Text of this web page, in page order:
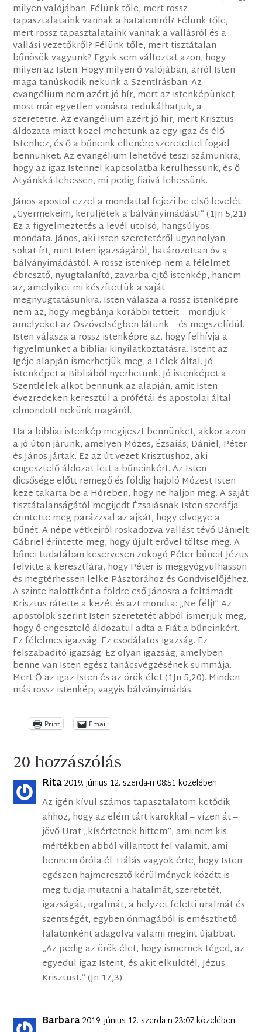
milyen valójában. Félünk tőle, mert rossz
tapasztalataink vannak a hatalomról? Félünk tőle,
mert rossz tapasztalataink vannak a vallásról és a
vallási vezetőkről? Félünk tőle, mert tisztátalan
bűnösök vagyunk? Egyik sem változtat azon, hogy
milyen az Isten. Hogy milyen ő valójában, arról Isten
maga tanúskodik nekünk a Szentírásban. Az
evangélium nem azért jó hír, mert az istenképünket
most már egyetlen vonásra redukálhatjuk, a
szeretetre. Az evangélium azért jó hír, mert Krisztus
áldozata miatt közel mehetünk az egy igaz és élő
Istenhez, és ő a bűneink ellenére szeretettel fogad
bennünket. Az evangélium lehetővé teszi számunkra,
hogy az igaz Istennel kapcsolatba kerülhessünk, és ő
Atyánkká lehessen, mi pedig fiaivá lehessünk.
János apostol ezzel a mondattal fejezi be első levelét:
„Gyermekeim, kerüljétek a bálványimádást!” (1Jn 5,21)
Ez a figyelmeztetés a levél utolsó, hangsúlyos
mondata. János, aki Isten szeretetéről ugyanolyan
sokat írt, mint Isten igazságáról, határozottan óv a
bálványimádástól. A rossz istenkép nem a félelmet
ébresztő, nyugtalanító, zavarba ejtő istenkép, hanem
az, amelyiket mi készítettük a saját
megnyugtatásunkra. Isten válasza a rossz istenképre
nem az, hogy megbánja korábbi tetteit – mondjuk
amelyeket az Ószövetségben látunk – és megszelídül.
Isten válasza a rossz istenképre az, hogy felhívja a
figyelmünket a bibliai kinyilatkoztatásra. Istent az
Igéje alapján ismerhetjük meg, a Lélek által. Jó
istenképet a Bibliából nyerhetünk. Jó istenképet a
Szentlélek alkot bennünk az alapján, amit Isten
évezredeken keresztül a prófétái és apostolai által
elmondott nekünk magáról.
Ha a bibliai istenkép megijeszt bennünket, akkor azon
a jó úton járunk, amelyen Mózes, Ézsaiás, Dániel, Péter
és János jártak. Ez az út vezet Krisztushoz, aki
engesztelő áldozat lett a bűneinkért. Az Isten
dicsősége előtt remegő és földig hajoló Mózest Isten
keze takarta be a Hóreben, hogy ne haljon meg. A saját
tisztátalanságától megijedt Ézsaiásnak Isten szeráfja
érintette meg parázzsal az ajkát, hogy elvegye a
bűnét. A népe vétkeiről roskadozva vallást tévő Dánielt
Gábriel érintette meg, hogy újult erővel töltse meg. A
bűnei tudatában keservesen zokogó Péter bűneit Jézus
felvitte a keresztfára, hogy Péter is meggyógyulhasson
és megtérhessen lelke Pásztorához és Gondviselőjéhez.
A szinte halottként a földre eső Jánosra a feltámadt
Krisztus rátette a kezét és azt mondta: „Ne félj!” Az
apostolok szerint Isten szeretetét abból ismerjük meg,
hogy ő engesztelő áldozatul adta a Fiát a bűneinkért.
Ez félelmes igazság. Ez csodálatos igazság. Ez
felszabadító igazság. Ez olyan igazság, amelyben
benne van Isten egész tanácsvégzésének summája.
Mert Ő az igaz Isten és az örök élet (1Jn 5,20). Minden
más rossz istenkép, vagyis bálványimádás.
Print Email
20 hozzászólás
Rita2019. június 12. szerda-n 08:51 közelében
Az igén kívül számos tapasztalatom kötődik
ahhoz, hogy az elém tárt karokkal – vízen át –
jövő Urat „kísértetnek hittem”, ami nem kis
mértékben abból villantott fel valamit, ami
bennem őróla él. Hálás vagyok érte, hogy Isten
egészen hajmeresztő körülmények között is
meg tudja mutatni a hatalmát, szeretetét,
igazságát, irgalmát, a helyzet feletti uralmát és
szentségét, egyben önmagából is emészthető
falatonként adagolva valami megint újabbat.
„Az pedig az örök élet, hogy ismernek téged, az
egyedül igaz Istent, és akit elküldtél, Jézus
Krisztust.” (Jn 17,3)
Barbara2019. június 12. szerda-n 23:07 közelében